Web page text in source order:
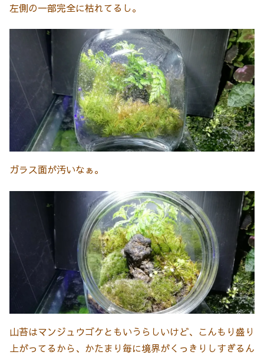
左側の一部完全に枯れてるし。
ガラス面が汚いなぁ。
山苔はマンジュウゴケともいうらしいけど、こんもり盛り
上がってるから、かたまり毎に境界がくっきりしすぎるん